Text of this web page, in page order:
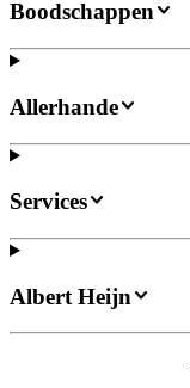
Boodschappen
Allerhande
Services
Albert Heijn